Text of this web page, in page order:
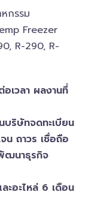
กรรม
Freezer
R-290, R-
เวลา ผลงานทึ่
บริษัทจดทะเบียน
ถาวร เชื่อถือ
ฒนาธุรกิจ​
ะอะไหล่ 6 เดือน